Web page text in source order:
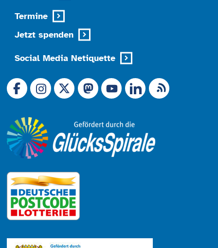
Termine
Jetzt spenden
Social Media Netiquette
Link zu X (Ex-Twitter)
RSS-Feed